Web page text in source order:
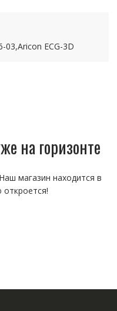
03,Aricon ECG-3D
на горизонте
магазин находится в
откроется!